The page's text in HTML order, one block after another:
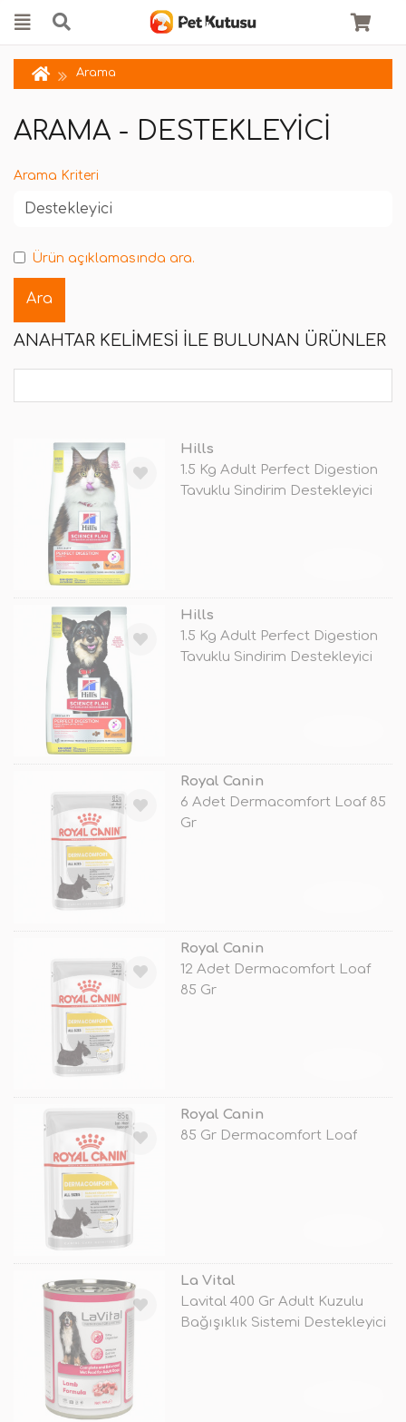
Arama
ARAMA - DESTEKLEYICI
Arama Kriteri
Ürün açıklamasında ara.
ANAHTAR KELIMESI ILE BULUNAN ÜRÜNLER
Hills
1.5 Kg Adult Perfect Digestion
Tavuklu Sindirim Destekleyici
Hills
1.5 Kg Adult Perfect Digestion
Tavuklu Sindirim Destekleyici
Royal Canin
6 Adet Dermacomfort Loaf 85
Gr
Royal Canin
12 Adet Dermacomfort Loaf
85 Gr
Royal Canin
85 Gr Dermacomfort Loaf
La Vital
Lavital 400 Gr Adult Kuzulu
Bağışıklık Sistemi Destekleyici